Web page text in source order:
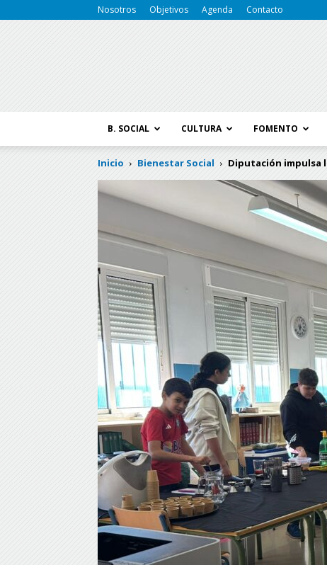
Nosotros Objetivos Agenda Contacto
B. SOCIAL CULTURA FOMENTO
Inicio Bienestar Social Diputación impulsa